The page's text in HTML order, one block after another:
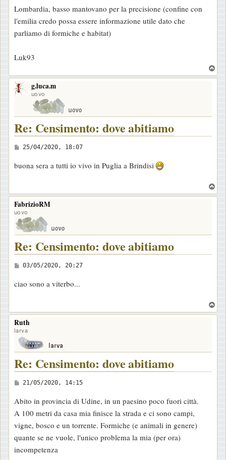
s
s
a
g
i
o
Lombardia, basso mantovano per la precisione (confine con
l'emilia credo possa essere informazione utile dato che
parliamo di formiche e habitat)
Luk93
o
g.luca.m
uovo
Re: Censimento: dove abitiamo
M
s
a
g
g
i
o
25/04/2020, 18:07
buona sera a tutti io vivo in Puglia a Brindisi
o
FabrizioRM
uovo
Re: Censimento: dove abitiamo
M
s
a
g
g
i
o
03/05/2020, 20:27
ciao sono a viterbo...
o
Ruth
larva
Re: Censimento: dove abitiamo
M
s
s
a
g
g
21/05/2020, 14:15
Abito in provincia di Udine, in un paesino poco fuori città.
A 100 metri da casa mia finisce la strada e ci sono campi,
vigne, bosco e un torrente. Formiche (e animali in genere)
quante se ne vuole, l'unico problema la mia (per ora)
incompetenza